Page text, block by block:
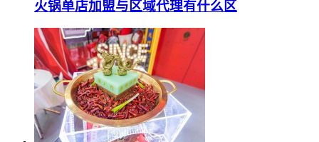
火锅单店加盟与区域代理有什么区